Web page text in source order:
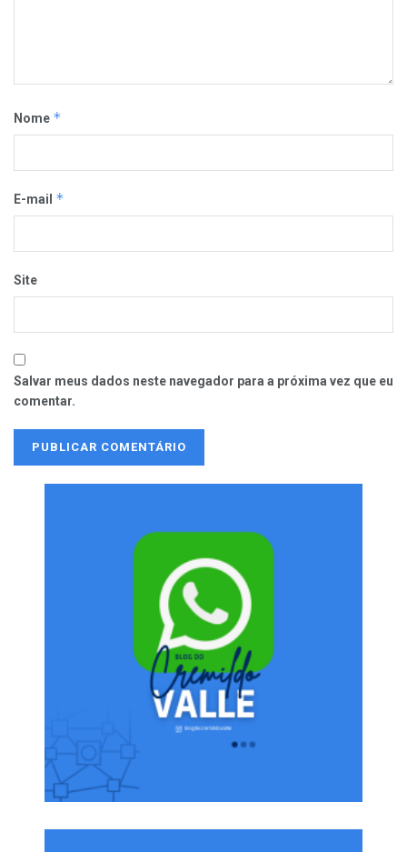
Nome *
E-mail *
Site
Salvar meus dados neste navegador para a próxima vez que eu
comentar.